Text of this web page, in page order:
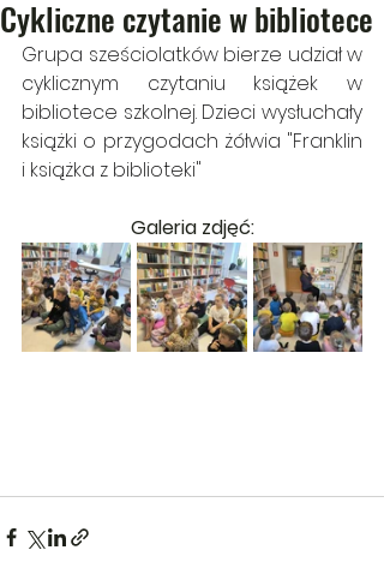
Cykliczne czytanie w bibliotece
Grupa sześciolatków bierze udział w
cyklicznym czytaniu książek w
bibliotece szkolnej. Dzieci wysłuchały
książki o przygodach żółwia "Franklin
i książka z biblioteki"
Galeria zdjęć: